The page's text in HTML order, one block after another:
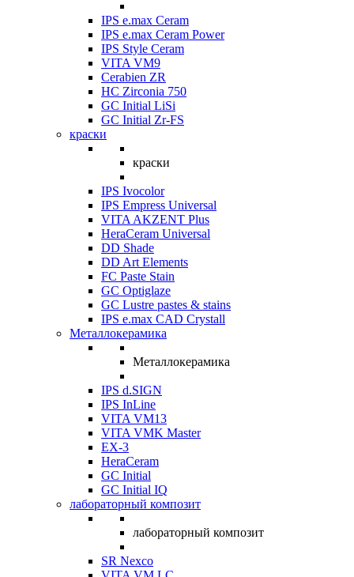
IPS e.max Ceram
IPS e.max Ceram Power
IPS Style Ceram
VITA VM9
Cerabien ZR
HC Zirconia 750
GC Initial LiSi
GC Initial Zr-FS
краски
краски
IPS Ivocolor
IPS Empress Universal
VITA AKZENT Plus
HeraCeram Universal
DD Shade
DD Art Elements
FC Paste Stain
GC Optiglaze
GC Lustre pastes & stains
IPS e.max CAD Crystall
Металлокерамика
Металлокерамика
IPS d.SIGN
IPS InLine
VITA VM13
VITA VMK Master
EX-3
HeraCeram
GC Initial
GC Initial IQ
лабораторный композит
лабораторный композит
SR Nexco